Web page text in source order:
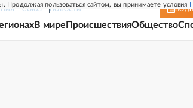
Продолжая пользоваться сайтом, вы принимаете условия
СОЮЗ НОВОСТИ
В мире ПроисшествияОбщество